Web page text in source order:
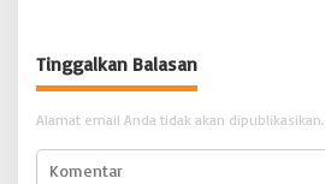
Tinggalkan Balasan
Alamat email Anda tidak akan dipublikasikan.